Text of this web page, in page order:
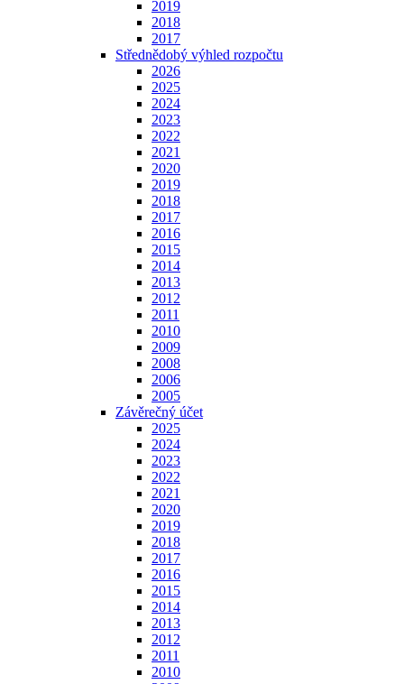
2019
2018
2017
Střednědobý výhled rozpočtu
2026
2025
2024
2023
2022
2021
2020
2019
2018
2017
2016
2015
2014
2013
2012
2011
2010
2009
2008
2006
2005
Závěrečný účet
2025
2024
2023
2022
2021
2020
2019
2018
2017
2016
2015
2014
2013
2012
2011
2010